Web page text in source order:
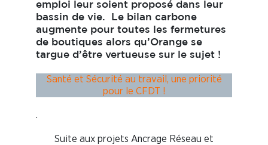
emploi leur soient proposé dans leur
bassin de vie. Le bilan carbone
augmente pour toutes les fermetures
de boutiques alors qu’Orange se
targue d’être vertueuse sur le sujet !
Santé et Sécurité au travail, une priorité
pour le CFDT !
.
Suite aux projets Ancrage Réseau et